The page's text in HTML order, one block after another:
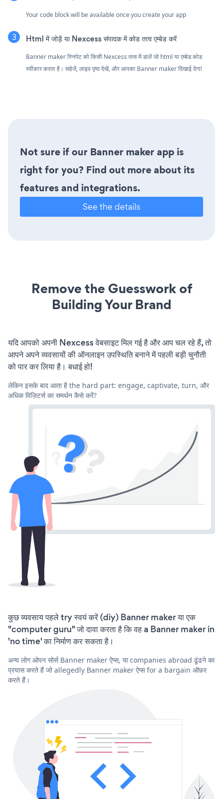
Your code block will be available once you create your app
Html में जोड़ें या Nexcess संपादक में कोड तत्व एम्बेड करें
Banner maker स्निपेट को किसी Nexcess तत्व में डालें जो html या एम्बेड कोड
स्वीकार करता है। सहेजें, लाइव पृष्ठ देखें, और आपका Banner maker दिखाई देगा!
Not sure if our Banner maker app is
right for you? Find out more about its
features and integrations.
See the details
Remove the Guesswork of
Building Your Brand
यदि आपको अपनी Nexcess वेबसाइट मिल गई है और आप चल रहे हैं, तो
आपने अपने व्यवसायों की ऑनलाइन उपस्थिति बनाने में पहली बड़ी चुनौती
को पार कर लिया है। बधाई हो!
लेकिन इसके बाद आता है the hard part: engage, captivate, turn, और
अधिक विज़िटर्स का समर्थन कैसे करें?
कुछ व्यवसाय पहले try स्वयं करें (diy) Banner maker या एक
"computer guru" जो दावा करता है कि वह a Banner maker in
'no time' का निर्माण कर सकता है।
अन्य लोग ओपन सोर्स Banner maker ऐप्स, या companies abroad ढूंढने का
प्रयास करते हैं जो allegedly Banner maker ऐप्स for a bargain ऑफ़र
करते हैं।